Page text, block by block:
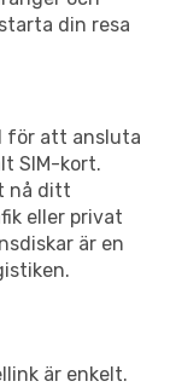
din resa
för att ansluta
SIM-kort.
nå ditt
eller privat
är en
är enkelt.